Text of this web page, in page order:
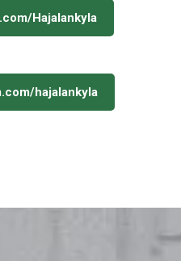
Hajalankyla
hajalankyla